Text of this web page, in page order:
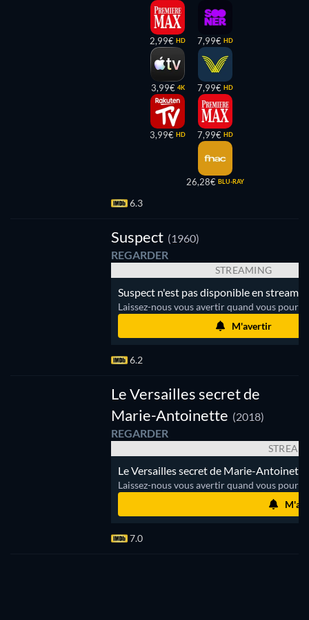
2,99€ HD
3,99€ 4K
3,99€ HD
7,99€ HD
7,99€ HD
7,99€ HD
26,28€ BLU-RAY
6.3
Suspect (1960)
REGARDER
STREAMING
Suspect n'est pas disponible en
Laissez-nous vous avertir quand vous
M'avertir
6.2
Le Versailles secret de
Marie-Antoinette (2018)
REGARDER
Le Versailles secret de Marie-
Laissez-nous vous avertir quand vous
7.0